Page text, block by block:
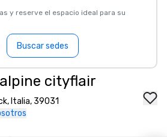
y reserve el espacio ideal para su
Buscar sedes
alpine cityflair
Italia, 39031